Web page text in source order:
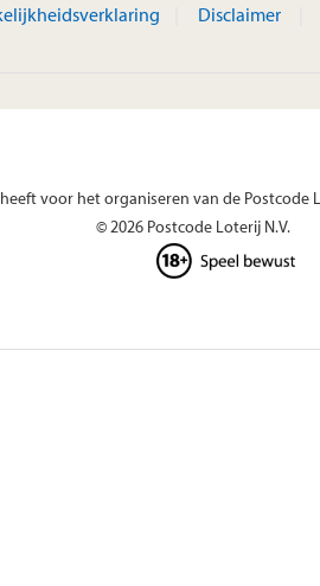
Disclaimer
voor het organiseren van de Postcode
© 2026 Postcode Loterij N.V.